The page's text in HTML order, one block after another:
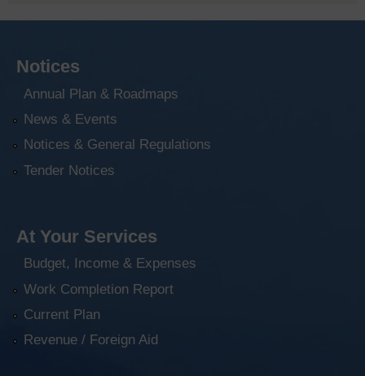
Notices
Annual Plan & Roadmaps
News & Events
Notices & General Regulations
Tender Notices
At Your Services
Budget, Income & Expenses
Work Completion Report
Current Plan
Revenue / Foreign Aid